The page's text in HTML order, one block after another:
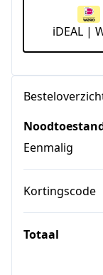
iDEAL |
Eenmalig
Kortingscode
Totaal